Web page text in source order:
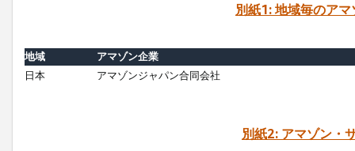
別紙1: 地域毎のア
地域
アマゾン企業
日本
アマゾンジャパン合同会社
別紙2: アマゾン・